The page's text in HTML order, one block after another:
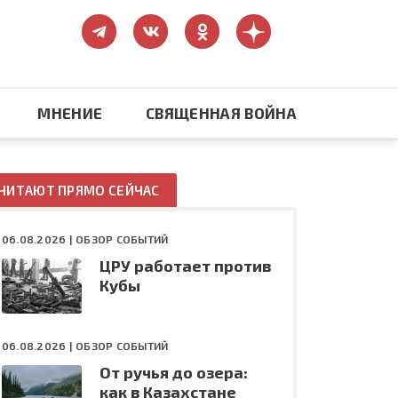
Конфликт на Украине
МНЕНИЕ СВЯЩЕННАЯ ВОЙНА
ПРЯМО СЕЙЧАС
06.08.2026 | ОБЗОР СОБЫТИЙ
ЦРУ работает против
Кубы
06.08.2026 | ОБЗОР СОБЫТИЙ
От ручья до озера:
как в Казахстане